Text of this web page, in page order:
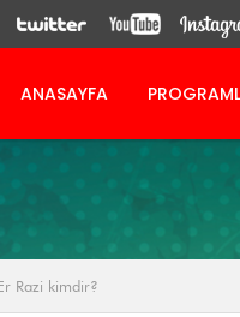
ANASAYFA
Razi kimdir?